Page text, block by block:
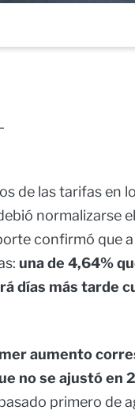
de las tarifas en
normalizarse
confirmó que
una de 4,64%
días más tarde
aumento
no se ajustó en
primero de